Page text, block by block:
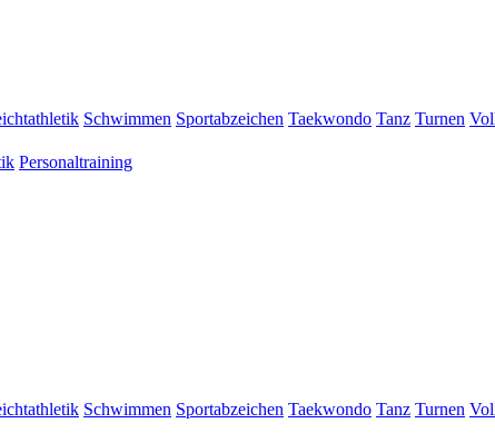
Schwimmen Sportabzeichen Taekwondo Tanz Turnen
Personaltraining
Schwimmen Sportabzeichen Taekwondo Tanz Turnen